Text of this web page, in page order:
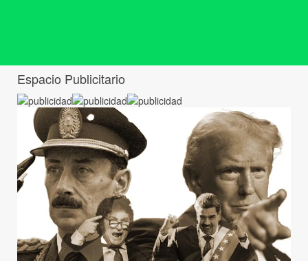
Espacio Publicitario